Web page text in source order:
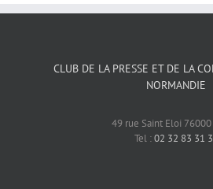
CLUB DE LA PRESSE ET DE LA
NORMANDIE
49 rue Saint Eloi 76000
Tel :02 32 83 31